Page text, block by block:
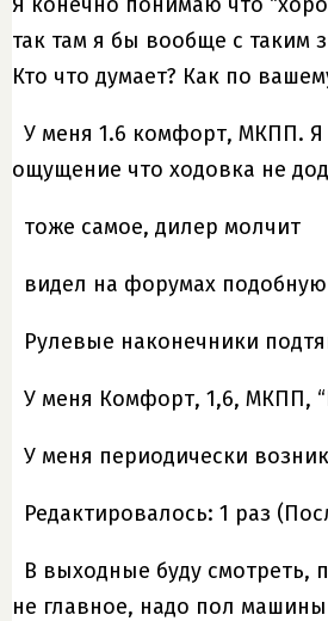
так там я бы вообще с таким
Кто что думает? Как по
У меня 1.6 комфорт, МКПП. Я
ощущение что ходовка не
тоже самое, дилер молчит
видел на форумах подобную
Рулевые наконечники
У меня Комфорт, 1,6, МКПП,
У меня периодически
Редактировалось: 1 раз
В выходные буду смотреть,
не главное, надо пол